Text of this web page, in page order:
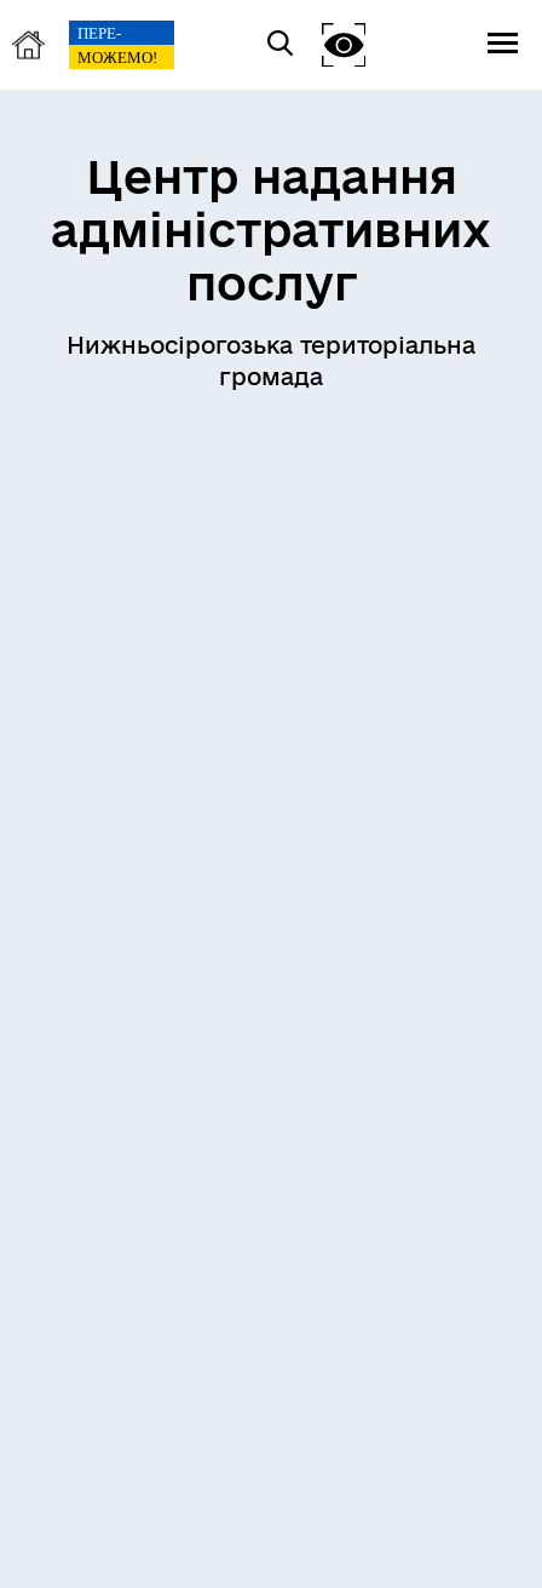
Центр надання
адміністративних
послуг
Нижньосірогозька територіальна
громада